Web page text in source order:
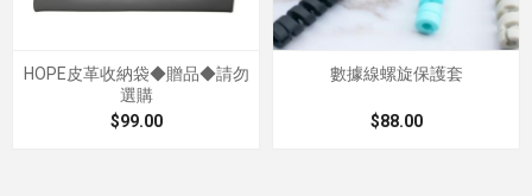
HOPE皮革收納袋◆贈品◆請勿
選購
$99.00
數據線螺旋保護套
$88.00